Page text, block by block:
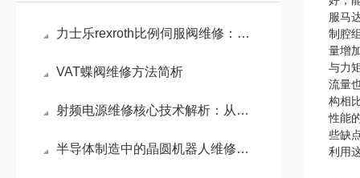
力士乐rexroth比例伺服阀维修：比例伺服阀精准控制的液压利器
VAT蝶阀维修方法简析
射频电源维修核心技术解析：从电弧防护到精准阻抗匹配
半导体制造中的晶圆机器人维修：系统化排障与精密维护策略
服马
制腔
量增
与力
流量
构相
性能
些缺
利用